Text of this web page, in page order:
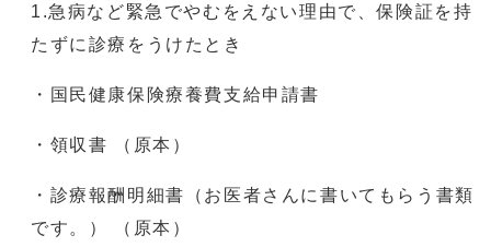
1.急病など緊急でやむをえない理由で、保険証を持
たずに診療をうけたとき
・国民健康保険療養費支給申請書
・領収書 （原本）
・診療報酬明細書（お医者さんに書いてもらう書類
です。） （原本）